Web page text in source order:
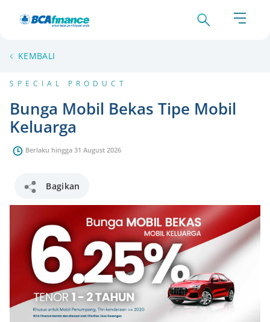
KEMBALI
SPECIAL PRODUCT
Bunga Mobil Bekas Tipe Mobil
Keluarga
Berlaku hingga 31 August 2026
Bagikan